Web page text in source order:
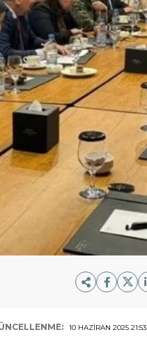
10 HAZIRAN 2025 21:53